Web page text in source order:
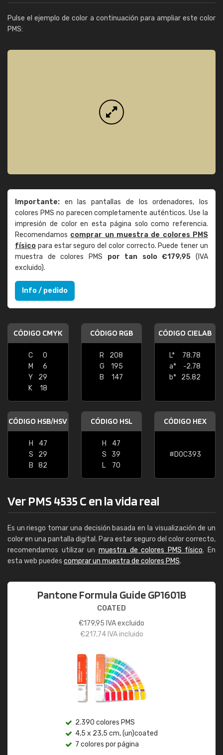
Pulse el ejemplo de color a continuación para ampliar este color
PMS:
Importante: en las pantallas de los ordenadores, los
colores PMS no parecen completamente auténticos. Use la
impresión de color en esta página solo como referencia.
Recomendamos comprar un muestra de colores PMS
físico para estar seguro del color correcto. Puede tener un
muestra de colores PMS por tan solo €179,95 (IVA
excluido).
Info / pedido
CÓDIGO CMYK
C
0
M
6
Y
29
K
18
CÓDIGO RGB
R
208
G
195
B
147
CÓDIGO CIELAB
L*
78.78
a*
-2.78
b*
25.82
CÓDIGO HSB/HSV
H
47
S
29
B
82
CÓDIGO HSL
H
47
S
39
L
70
CÓDIGO HEX
#D0C393
Ver PMS 4535 C en la vida real
Es un riesgo tomar una decisión basada en la visualización de un
color en una pantalla digital. Para estar seguro del color correcto,
recomendamos utilizar un muestra de colores PMS físico. En
esta web puedes comprar un muestra de colores PMS.
Pantone Formula Guide GP1601B
COATED
€179,95 IVA excluido
€217,74IVA incluido
2.390 colores PMS
4,5 x 23,5 cm, (un)coated
7 colores por página